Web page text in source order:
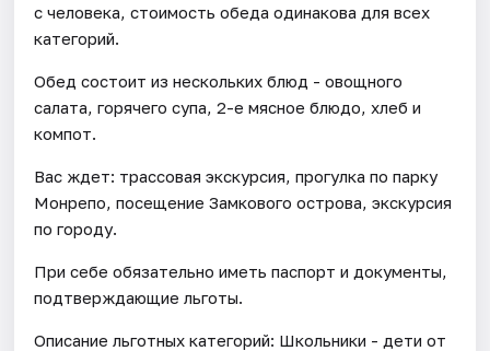
с человека, стоимость обеда одинакова для всех
категорий.
Обед состоит из нескольких блюд - овощного
салата, горячего супа, 2-е мясное блюдо, хлеб и
компот.
Вас ждет: трассовая экскурсия, прогулка по парку
Монрепо, посещение Замкового острова, экскурсия
по городу.
При себе обязательно иметь паспорт и документы,
подтверждающие льготы.
Описание льготных категорий: Школьники - дети от